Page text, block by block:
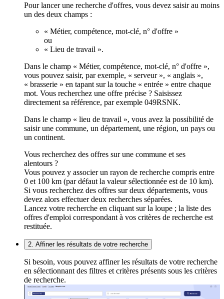
Pour lancer une recherche d'offres, vous devez saisir au moins
un des deux champs :
« Métier, compétence, mot-clé, n° d'offre »
ou
« Lieu de travail ».
Dans le champ « Métier, compétence, mot-clé, n° d'offre »,
vous pouvez saisir, par exemple, « serveur », « anglais »,
« brasserie » en tapant sur la touche « entrée » entre chaque
mot. Vous recherchez une offre précise ? Saisissez
directement sa référence, par exemple 049RSNK.
Dans le champ « lieu de travail », vous avez la possibilité de
saisir une commune, un département, une région, un pays ou
un continent.
Vous recherchez des offres sur une commune et ses
alentours ?
Vous pouvez y associer un rayon de recherche compris entre
0 et 100 km (par défaut la valeur sélectionnée est de 10 km).
Si vous recherchez des offres sur deux départements, vous
devez alors effectuer deux recherches séparées.
Lancez votre recherche en cliquant sur la loupe ; la liste des
offres d'emploi correspondant à vos critères de recherche est
restituée.
2. Affiner les résultats de votre recherche
Si besoin, vous pouvez affiner les résultats de votre recherche
en sélectionnant des filtres et critères présents sous les critères
de recherche.